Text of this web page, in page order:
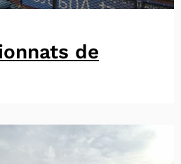
de